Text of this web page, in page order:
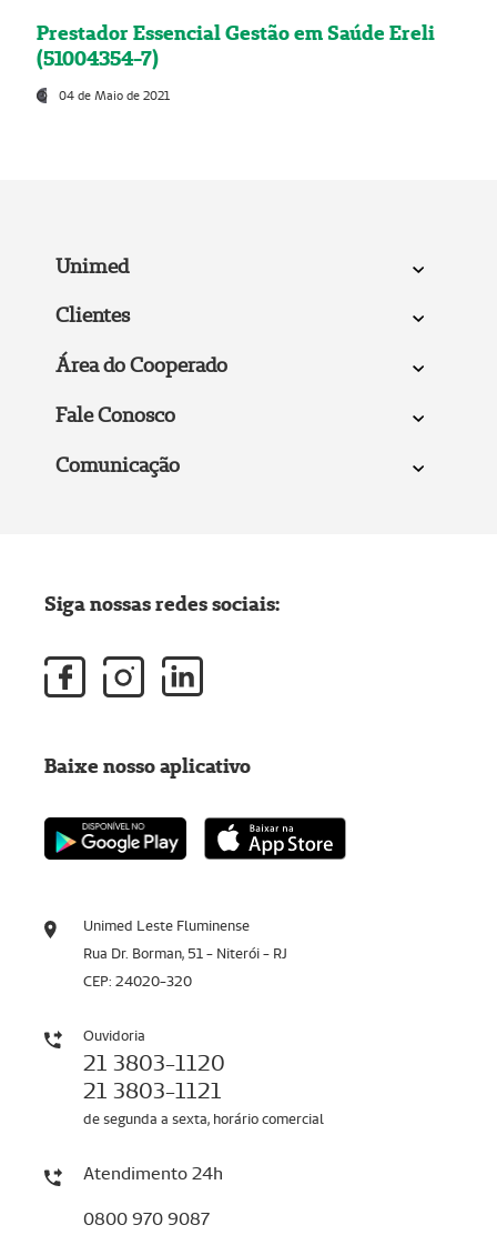
Prestador Essencial Gestão em Saúde Ereli
(51004354-7)
04 de Maio de 2021
Unimed
Clientes
Área do Cooperado
Fale Conosco
Comunicação
Unimed Leste Fluminense
Rua Dr. Borman, 51 - Niterói - RJ
CEP: 24020-320
Ouvidoria
21 3803-1120
21 3803-1121
de segunda a sexta, horário comercial
Atendimento 24h
0800 970 9087
Siga nossas redes sociais:
Baixe nosso aplicativo